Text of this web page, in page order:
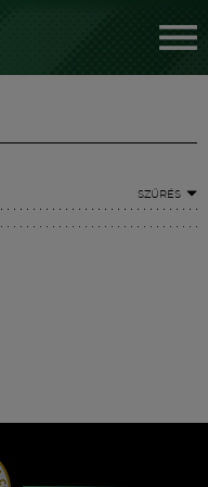
SZŰRÉS